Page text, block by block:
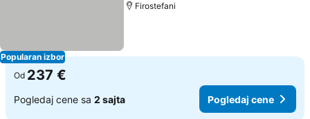
Popularan izbor
Firostefani
Od 237 €
Pogledaj cene sa 2 sajta Pogledaj cene